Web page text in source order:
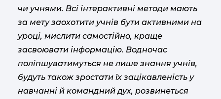
чи учнями. Всі інтерактивні методи мають
за мету заохотити учнів бути активними на
уроці, мислити самостійно, краще
засвоювати інформацію. Водночас
поліпшуватимуться не лише знання учнів,
будуть також зростати їх зацікавленість у
навчанні й командний дух, розвинеться